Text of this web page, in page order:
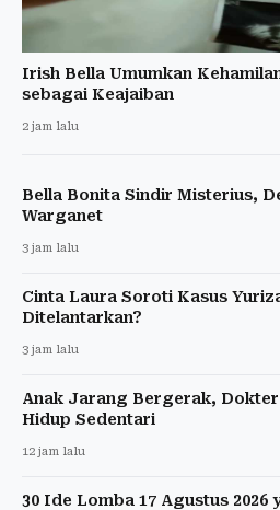
Irish Bella Umumkan
sebagai Keajaiban
2 jam lalu
Bella Bonita Sindir Misterius,
Warganet
3 jam lalu
Cinta Laura Soroti Kasus
Ditelantarkan?
3 jam lalu
Anak Jarang Bergerak,
Hidup Sedentari
12 jam lalu
30 Ide Lomba 17 Agustus 2026